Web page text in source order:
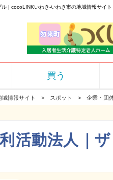
| cocoLINKいわき-いわき市の地域情報サイト
買う
情報サイト スポット 企業・団
活動法人｜